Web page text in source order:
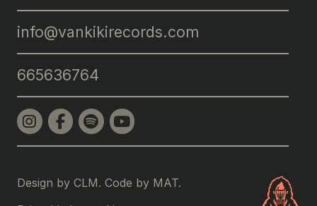
info@vankikirecords.com
665636764
Design by CLM. Code by MAT.